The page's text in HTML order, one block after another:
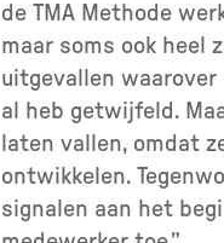
de TMA Methode
maar soms ook heel
uitgevallen
al heb getwijfeld.
laten vallen, omdat
ontwikkelen.
signalen aan het